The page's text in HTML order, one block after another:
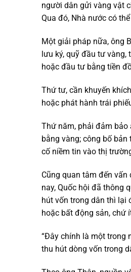
người dân gửi vàng vật
Qua đó, Nhà nước có
Một giải pháp nữa, ông
lưu ký, quỹ đầu tư
hoặc đầu tư bằng tiền
Thứ tư, cần khuyến
hoặc phát hành trái
Thứ năm, phải đảm bảo
bằng vàng; công bố
cố niềm tin vào thị
Cũng quan tâm đến vấn
nay, Quốc hội đã thông
hút vốn trong dân thì lại
hoặc bất động sản, chứ
“Đây chính là một trong
thu hút dòng vốn trong